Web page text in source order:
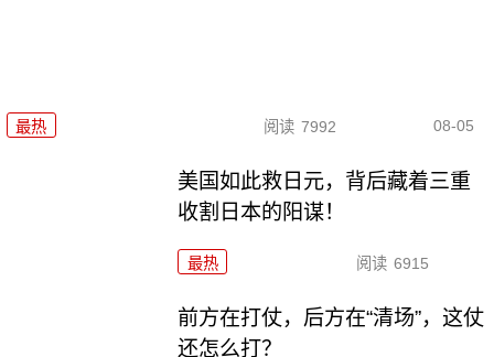
最热 阅读 7992 08-05
美国如此救日元，背后藏着三重
收割日本的阳谋！
最热 阅读 6915
前方在打仗，后方在“清场”，这仗
还怎么打？